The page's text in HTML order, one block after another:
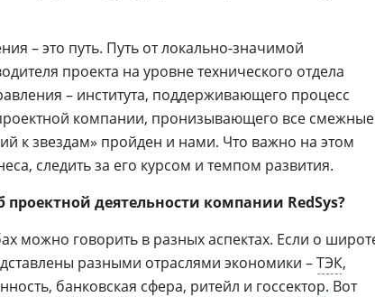
– это путь. Путь от локально-значимой
проекта на уровне технического отдела
– института, поддерживающего процесс
компании, пронизывающего все смежные
к звездам» пройден и нами. Что важно на этом
следить за его курсом и темпом развития.
деятельности компании RedSys?
можно говорить в разных аспектах. Если о
разными отраслями экономики –ТЭК,
банковская сфера, ритейл и госсектор. Вот